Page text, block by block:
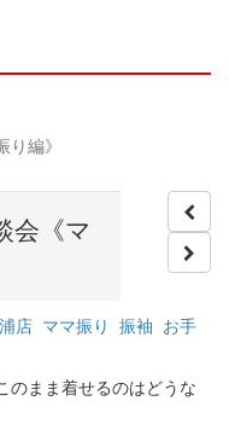
編》
会《マ
店 ママ振り 振袖 お手
のまま着せるのはどうな